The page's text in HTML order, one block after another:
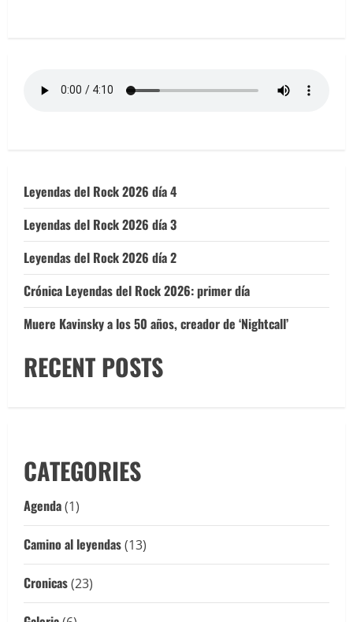
Leyendas del Rock 2026 día 4
Leyendas del Rock 2026 día 3
Leyendas del Rock 2026 día 2
Crónica Leyendas del Rock 2026: primer día
Muere Kavinsky a los 50 años, creador de ‘Nightcall’
RECENT POSTS
CATEGORIES
Agenda(1)
Camino al leyendas(13)
Cronicas(23)